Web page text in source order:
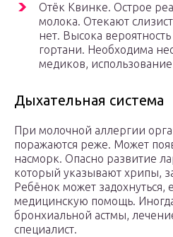
Отёк Квинке. Острое
молока. Отекают
нет. Высока
гортани. Необходима
медиков,
Дыхательная система
При молочной аллергии
поражаются реже. Может
насморк. Опасно развитие
который указывают хрипы,
Ребёнок может задохнуться,
медицинскую помощь.
бронхиальной астмы,
специалист.